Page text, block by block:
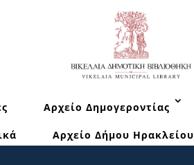
Αρχείο Δημογεροντίας
Αρχείο Δήμου Ηρακλείου